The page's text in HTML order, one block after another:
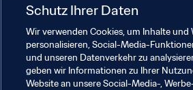
Verwandte Themen
Schutz Ihrer Daten
Wir verwenden Cookies, um Inhalte und
personalisieren, Social-Media-
und unseren Datenverkehr zu
geben wir Informationen zu Ihrer
Website an unsere Social-Media-,